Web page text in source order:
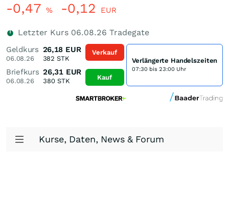
-0,47 % -0,12 EUR
Letzter Kurs 06.08.26 Tradegate
Geldkurs
06.08.26
26,18 EUR
382 STK
Briefkurs
06.08.26
26,31 EUR
380STK
Verkauf
Kauf
Verlängerte Handelszeiten
07:30 bis 23:00 Uhr
Kurse, Daten, News & Forum